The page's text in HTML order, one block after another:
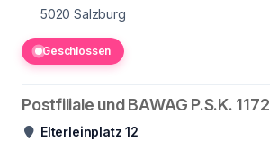
5020 Salzburg
Geschlossen
Postfiliale und BAWAG P.S.K. 1172
Elterleinplatz 12